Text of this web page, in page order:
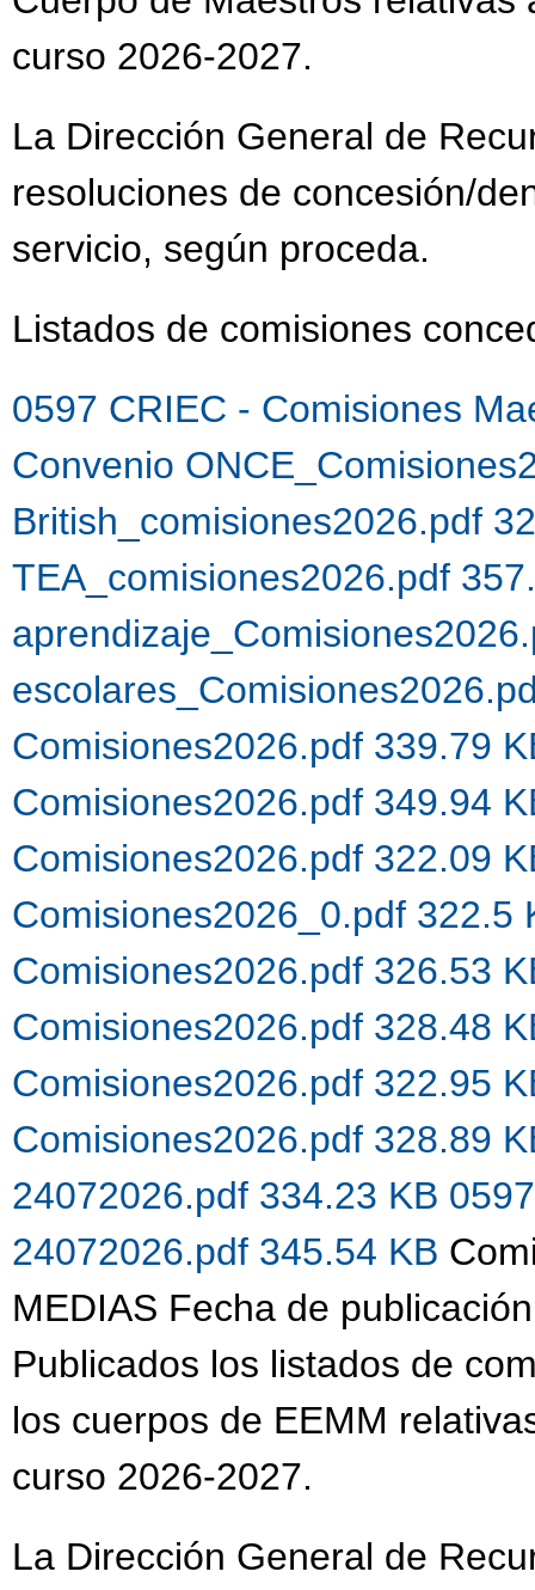
curso 2026-2027.
La Dirección General de
resoluciones de concesión/
servicio, según proceda.
Listados de comisiones
0597 CRIEC - Comisiones
Convenio
British_comisiones2026.pdf
TEA_comisiones2026.pdf
Comisiones2026.pdf 339.79
Comisiones2026.pdf 349.94
Comisiones2026.pdf 322.09
Comisiones2026_0.pdf 322.5
Comisiones2026.pdf 326.53
Comisiones2026.pdf 328.48
Comisiones2026.pdf 322.95
Comisiones2026.pdf 328.89
24072026.pdf 334.23 KB
24072026.pdf 345.54 KB
MEDIAS Fecha de
Publicados los listados de
los cuerpos de EEMM
curso 2026-2027.
La Dirección General de